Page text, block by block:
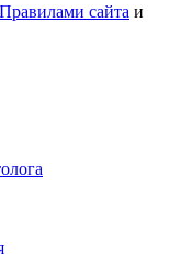
Правилами сайта и